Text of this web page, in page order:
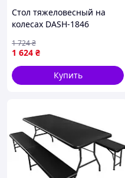
Стол тяжеловесный на
колесах DASH-1846
60х40х60-85 см
1 624 ₴
1 724₴
Купить